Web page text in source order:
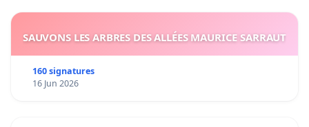
SAUVONS LES ARBRES DES ALLÉES MAURICE SARRAUT
160 signatures
16 Jun 2026